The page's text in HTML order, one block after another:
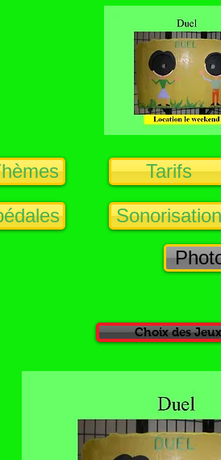
Tarifs
Sonorisation
Choix des Jeux